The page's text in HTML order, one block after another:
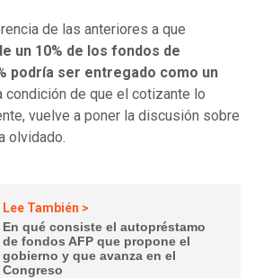
de las anteriores a que
un 10% de los fondos de
podría ser entregado como un
condición de que el cotizante lo
vuelve a poner la discusión sobre
olvidado.
Lee También >
En qué consiste el autopréstamo
de fondos AFP que propone el
gobierno y que avanza en el
Congreso